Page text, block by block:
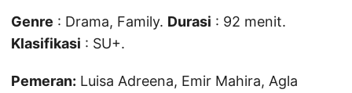
Genre : Drama, Family. Durasi : 92 menit.
Klasifikasi : SU+.
Pemeran: Luisa Adreena, Emir Mahira, Agla